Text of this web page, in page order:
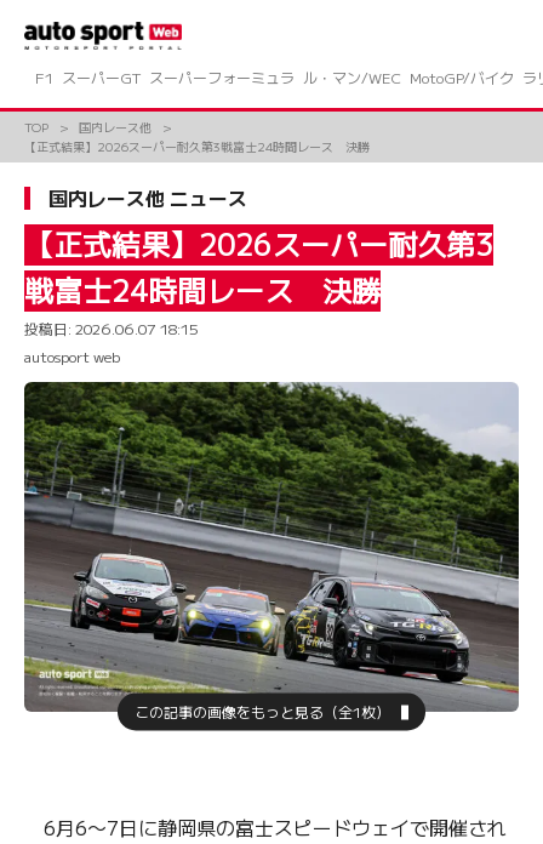
ツ
キ
F1 スーパーGT スーパーフォーミュラ ル・マン/WEC MotoGP/バイク ラ
TOP
国内レース他
【正式結果】2026スーパー耐久第3戦富士24時間レース 決勝
国内レース他 ニュース
【正式結果】2026スーパー耐久第3
戦富士24時間レース 決勝
投稿日: 2026.06.07 18:15
autosport web
この記事の画像をもっと見る（全1枚）
6月6〜7日に静岡県の富士スピードウェイで開催され